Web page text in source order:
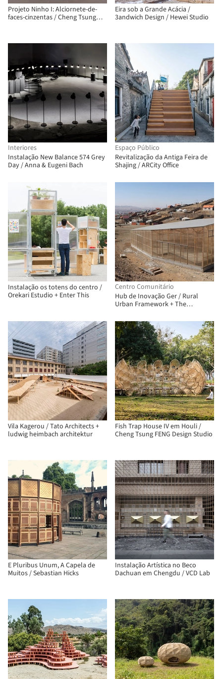
Projeto Ninho I: Alciornete-de-
faces-cinzentas / Cheng Tsung
Eira sob a Grande Acácia /
3andwich Design / Hewei Studio
Interiores
Instalação New Balance 574 Grey
Day / Anna & Eugeni Bach
Espaço Público
Revitalização da Antiga Feira de
Shajing / ARCity Office
Instalação os totens do centro /
Orekari Estudio + Enter This
Centro Comunitário
Hub de Inovação Ger / Rural
Urban Framework + The
Vila Kagerou / Tato Architects +
ludwig heimbach architektur
Fish Trap House IV em Houli /
Cheng Tsung FENG Design Studio
E Pluribus Unum, A Capela de
Muitos / Sebastian Hicks
Instalação Artística no Beco
Dachuan em Chengdu / VCD Lab